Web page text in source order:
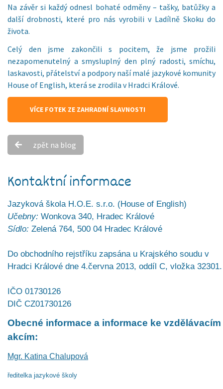
Na závěr si každý odnesl bohaté odměny – tašky, batůžky a
další drobnosti, které pro nás vyrobili v Ladílně Skoku do
života.
Celý den jsme zakončili s pocitem, že jsme prožili
nezapomenutelný a smysluplný den plný radosti, smíchu,
laskavosti, přátelství a podpory naší malé jazykové komunity
House of English, která se zrodila v Hradci Králové.
VÍCE FOTEK ZE ZAHRADNÍ SLAVNOSTI
zpět na blog
Kontaktní informace
Jazyková škola H.O.E. s.r.o. (House of English)
Učebny: Wonkova 340, Hradec Králové
Sídlo: Zelená 764, 500 04 Hradec Králové
Do obchodního rejstříku zapsána u Krajského soudu v
Hradci Králové dne 4.června 2013, oddíl C, vložka 32301.
IČO 01730126
DIČ CZ01730126
Obecné informace a informace ke vzdělávacím
akcím:
Mgr. Katina Chalupová
ředitelka jazykové školy